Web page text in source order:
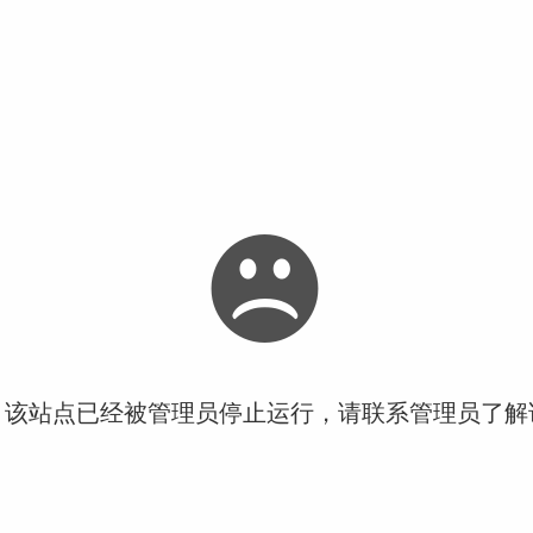
站点已经被管理员停止运行，请联系管理员了